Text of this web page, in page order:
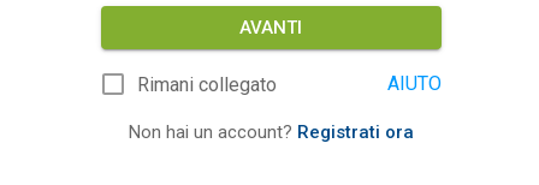
AVANTI
Rimani collegato AIUTO
Non hai un account? Registrati ora